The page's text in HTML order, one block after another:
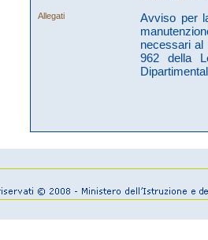
Allegati
Avviso per
necessari al
962 della